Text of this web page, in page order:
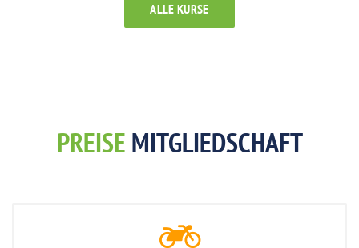
ALLE KURSE
PREISE MITGLIEDSCHAFT